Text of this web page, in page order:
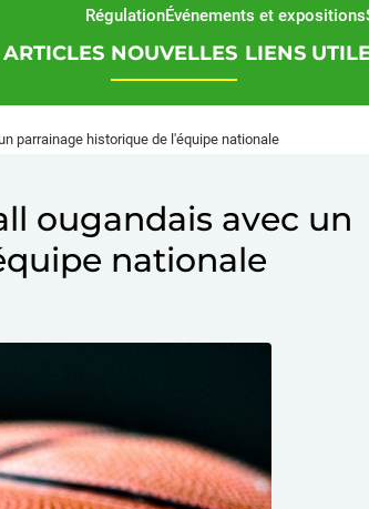
RégulationÉvénements et expositions
ARTICLES NOUVELLES LIENS
parrainage historique de l'équipe nationale
ougandais avec un
nationale